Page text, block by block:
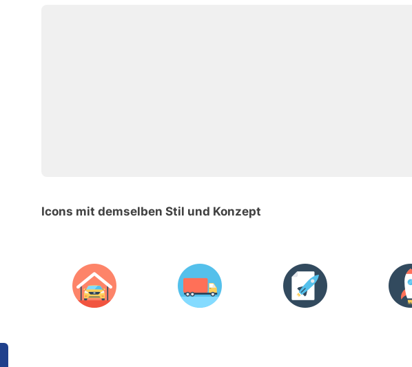
Icons mit demselben Stil und Konzept